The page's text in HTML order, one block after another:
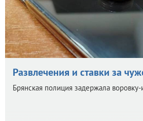
Развлечения и ставки за
Брянская полиция задержала воровку-